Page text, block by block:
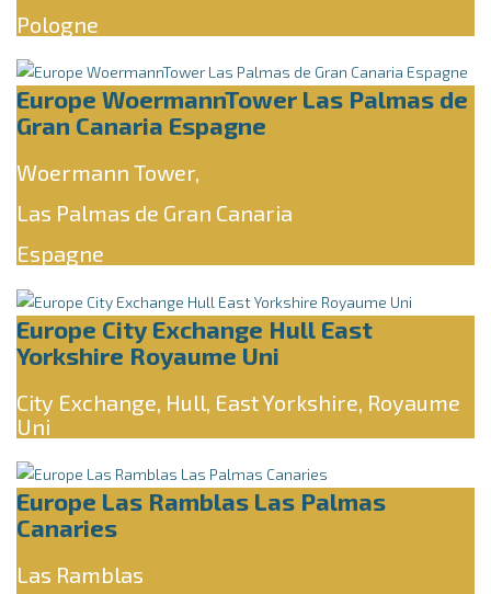
Pologne
Europe WoermannTower Las Palmas de
Gran Canaria Espagne
Woermann Tower,
Las Palmas de Gran Canaria
Espagne
Europe City Exchange Hull East
Yorkshire Royaume Uni
City Exchange, Hull, East Yorkshire, Royaume
Uni
Europe Las Ramblas Las Palmas
Canaries
Las Ramblas